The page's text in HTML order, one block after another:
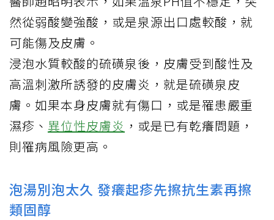
然從弱酸變強酸，或是泉源出口處較酸，就
可能傷及皮膚。
浸泡水質較酸的硫磺泉後，皮膚受到酸性及
高溫刺激所誘發的皮膚炎，就是硫磺泉皮
膚。如果本身皮膚就有傷口，或是罹患嚴重
濕疹、 異位性皮膚炎 ，或是已有乾癢問題，
則罹病風險更高。
泡湯別泡太久 發癢起疹先擦抗生素再擦
類固醇